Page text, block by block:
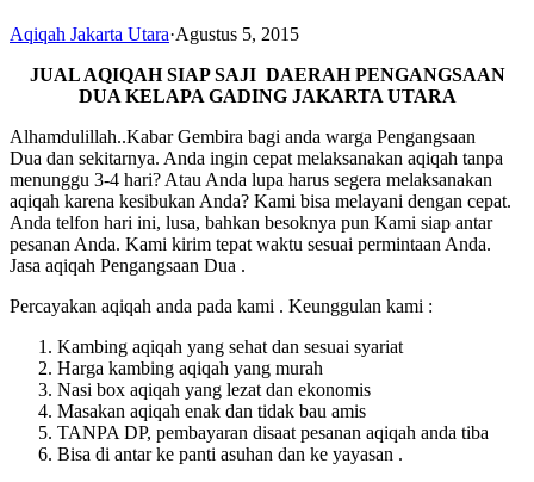
0823
6713
Aqiqah Jakarta Utara·Agustus 5, 2015
JUAL AQIQAH SIAP SAJI DAERAH PENGANGSAAN
DUA KELAPA GADING JAKARTA UTARA
Alhamdulillah..Kabar Gembira bagi anda warga Pengangsaan
Dua dan sekitarnya. Anda ingin cepat melaksanakan aqiqah tanpa
menunggu 3-4 hari? Atau Anda lupa harus segera melaksanakan
aqiqah karena kesibukan Anda? Kami bisa melayani dengan cepat.
Anda telfon hari ini, lusa, bahkan besoknya pun Kami siap antar
pesanan Anda. Kami kirim tepat waktu sesuai permintaan Anda.
Jasa aqiqah Pengangsaan Dua .
Percayakan aqiqah anda pada kami . Keunggulan kami :
Kambing aqiqah yang sehat dan sesuai syariat
Harga kambing aqiqah yang murah
Nasi box aqiqah yang lezat dan ekonomis
Masakan aqiqah enak dan tidak bau amis
TANPA DP, pembayaran disaat pesanan aqiqah anda tiba
Bisa di antar ke panti asuhan dan ke yayasan .